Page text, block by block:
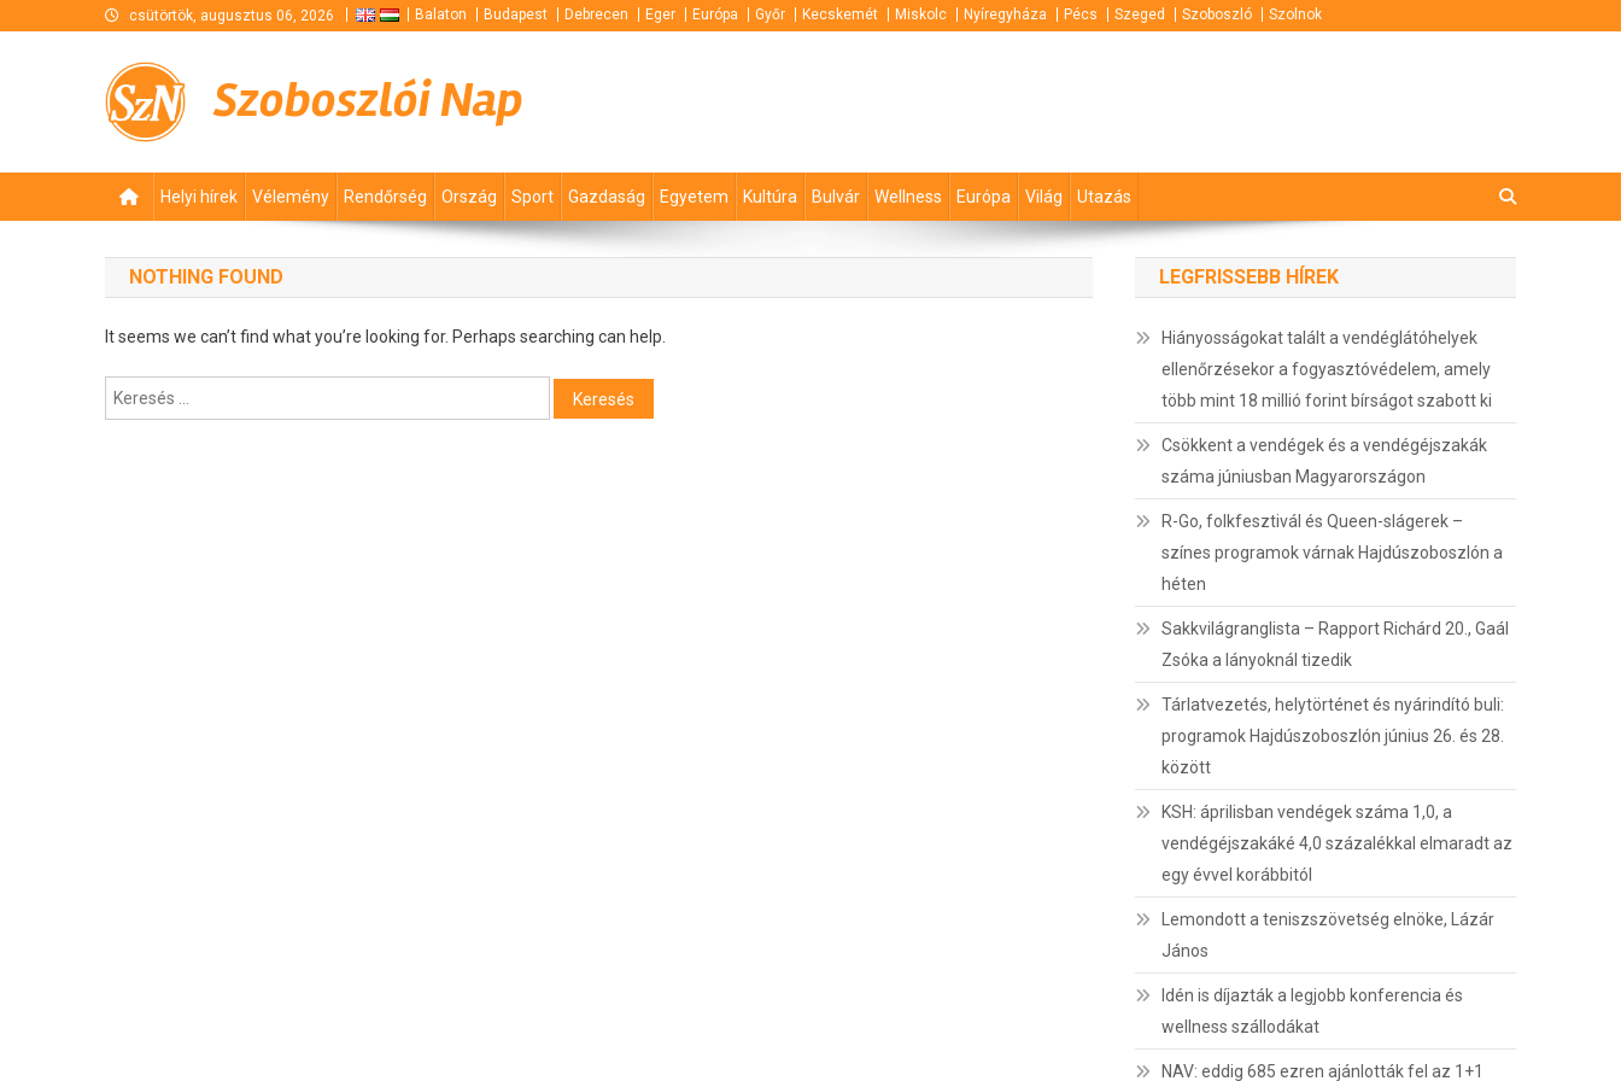
csütörtök, augusztus 06, 2026 Balaton Budapest Debrecen Eger Európa Győr Kecskemét Miskolc Nyíregyháza Pécs Szeged Szoboszló Szolnok
Szoboszlói Nap
Helyi hírek Vélemény Rendőrség Ország Sport Gazdaság Egyetem Kultúra Bulvár Wellness Európa Világ Utazás
NOTHING FOUND
It seems we can’t find what you’re looking for. Perhaps searching can help.
Keresés:
LEGFRISSEBB HÍREK
Hiányosságokat talált a vendéglátóhelyek
ellenőrzésekor a fogyasztóvédelem, amely
több mint 18 millió forint bírságot szabott ki
Csökkent a vendégek és a vendégéjszakák
száma júniusban Magyarországon
R-Go, folkfesztivál és Queen-slágerek –
színes programok várnak Hajdúszoboszlón a
héten
Sakkvilágranglista – Rapport Richárd 20., Gaál
Zsóka a lányoknál tizedik
Tárlatvezetés, helytörténet és nyárindító buli:
programok Hajdúszoboszlón június 26. és 28.
között
KSH: áprilisban vendégek száma 1,0, a
vendégéjszakáké 4,0 százalékkal elmaradt az
egy évvel korábbitól
Lemondott a teniszszövetség elnöke, Lázár
János
Idén is díjazták a legjobb konferencia és
wellness szállodákat
NAV: eddig 685 ezren ajánlották fel az 1+1